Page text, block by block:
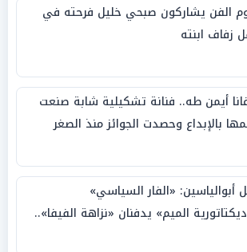
الفن يشاركون صبحي خليل فرحته في
زفاف ابنته
أيمن طه.. فنانة تشكيلية شابة صنعت
بالإبداع وحصدت الجوائز منذ الصغر
أبوالياسين: «الفار السياسي»
الميم» يدفنان «نزاهة الفيفا»..